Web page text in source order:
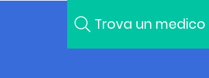
Trova un medico